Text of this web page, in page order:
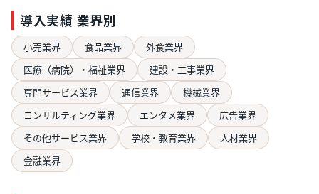
導入実績 業界別
小売業界 食品業界
外食業界
医療（病院）・福祉業界
建設・工事業界
専門サービス業界
通信業界
機械業界
コンサルティング業界
エンタメ業界
広告業界
その他サービス業界
学校・教育業界
人材業界
金融業界